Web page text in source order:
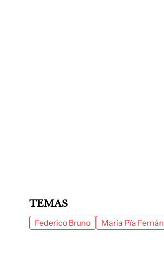
TEMAS
Federico Bruno María Pïa